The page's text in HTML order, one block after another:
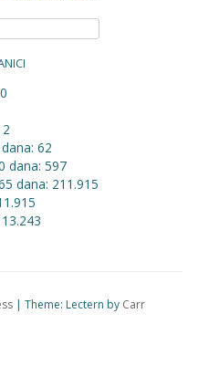
0
2
62
dana: 597
dana: 211.915
13.243
| Theme: Lectern by Carr